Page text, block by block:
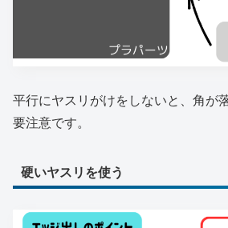
平行にヤスリがけをしないと、角が
要注意です。
硬いヤスリを使う